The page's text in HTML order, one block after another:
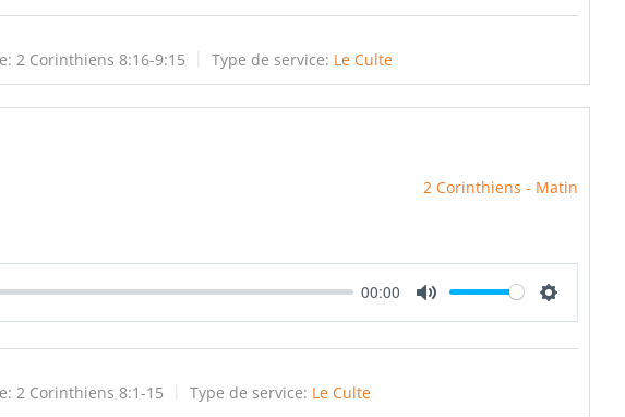
2 Corinthiens 8:16-9:15 Type de service: Le Culte
2 Corinthiens - Matin
00:00
Mute Settings
2 Corinthiens 8:1-15 Type de service: Le Culte